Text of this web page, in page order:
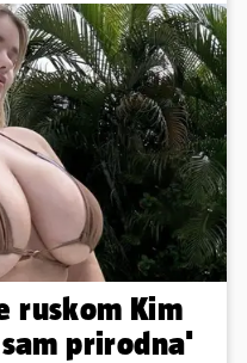
ruskom Kim
prirodna'